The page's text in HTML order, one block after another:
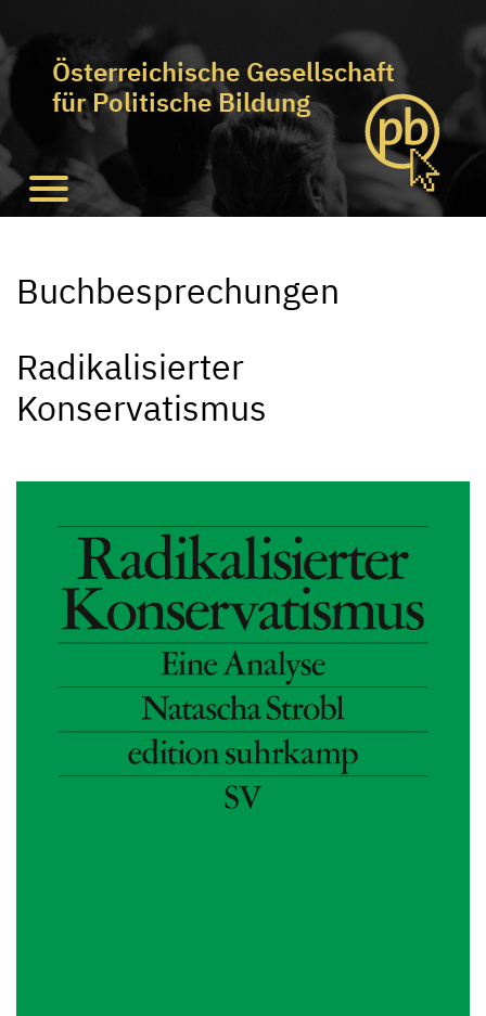
Österreichische Gesellschaft
für Politische Bildung
Buchbesprechungen
Radikalisierter
Konservatismus